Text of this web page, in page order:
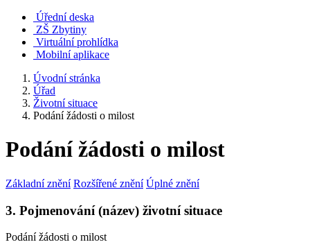
Úřední deska
ZŠ Zbytiny
Virtuální prohlídka
Mobilní aplikace
Úvodní stránka
Úřad
Životní situace
Podání žádosti o milost
Podání žádosti o milost
Základní znění Rozšířené znění Úplné znění
3. Pojmenování (název) životní situace
Podání žádosti o milost